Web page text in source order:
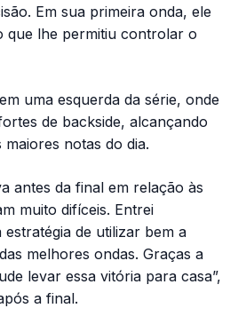
Em sua primeira onda, ele
que lhe permitiu controlar o
uma esquerda da série, onde
de backside, alcançando
notas do dia.
antes da final em relação às
muito difíceis. Entrei
de utilizar bem a
melhores ondas. Graças a
levar essa vitória para casa”,
a final.